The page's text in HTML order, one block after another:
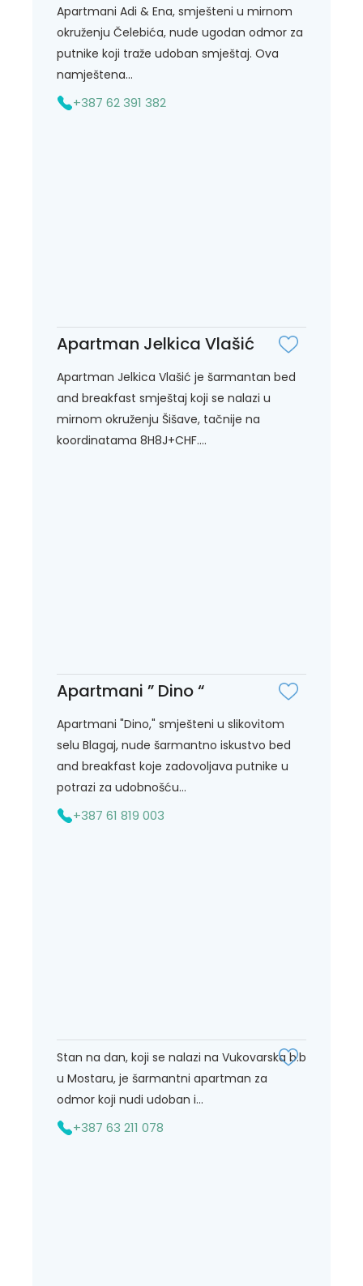
Apartmani Adi & Ena, smješteni u mirnom
okruženju Čelebića, nude ugodan odmor za
putnike koji traže udoban smještaj. Ova
namještena...
+387 62 391 382
Apartman Jelkica Vlašić
Apartman Jelkica Vlašić je šarmantan bed
and breakfast smještaj koji se nalazi u
mirnom okruženju Šišave, tačnije na
koordinatama 8H8J+CHF....
Apartmani ” Dino “
Apartmani "Dino," smješteni u slikovitom
selu Blagaj, nude šarmantno iskustvo bed
and breakfast koje zadovoljava putnike u
potrazi za udobnošću...
+387 61 819 003
Stan na dan, koji se nalazi na Vukovarska b.b
u Mostaru, je šarmantni apartman za
odmor koji nudi udoban i...
+387 63 211 078